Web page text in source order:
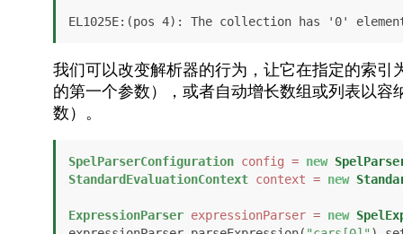
EL1025E:(pos 4): The collection has '0'
我们可以改变解析器的行为，让它在指定的索引
的第一个参数），或者自动增长数组或列表以容
数）。
SpelParserConfiguration config = new
StandardEvaluationContext context = new
ExpressionParser expressionParser = new